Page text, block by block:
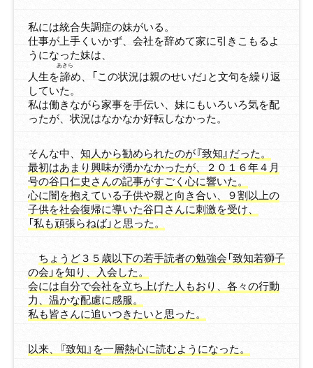
私には統合失調症の妹がいる。
仕事が上手くいかず、会社を辞めて家に引きこもるよ
うになった妹は、
人生を諦
あきら
め、「この状況は親のせいだ」と文句を繰り返
していた。
私は働きながら家事を手伝い、妹にもいろいろ気を配
ったが、状況はなかなか好転しなかった。
そんな中、 知人から勧められたのが『致知』だった。
最初はあまり興味が湧かなかったが、２０１６年４月
号の谷口仁史さんの記事がすごく心に響いた。
心に闇を抱えている子供や親と向き合い、９割以上の
子供を社会復帰に導いた谷口さんに刺激を受け、
「私も頑張らねば」と思った。
ちょうど３５歳以下の若手読者の勉強会「致知若獅子
の会」を知り、入会した。
会には自分で会社を立ち上げた人もおり、各々の行動
力、温かな配慮に感服。
私も皆さんに追いつきたいと思った。
以来、『致知』を一層熱心に読むようになった。